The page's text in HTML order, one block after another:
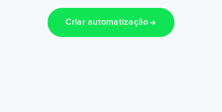
Criar automatização